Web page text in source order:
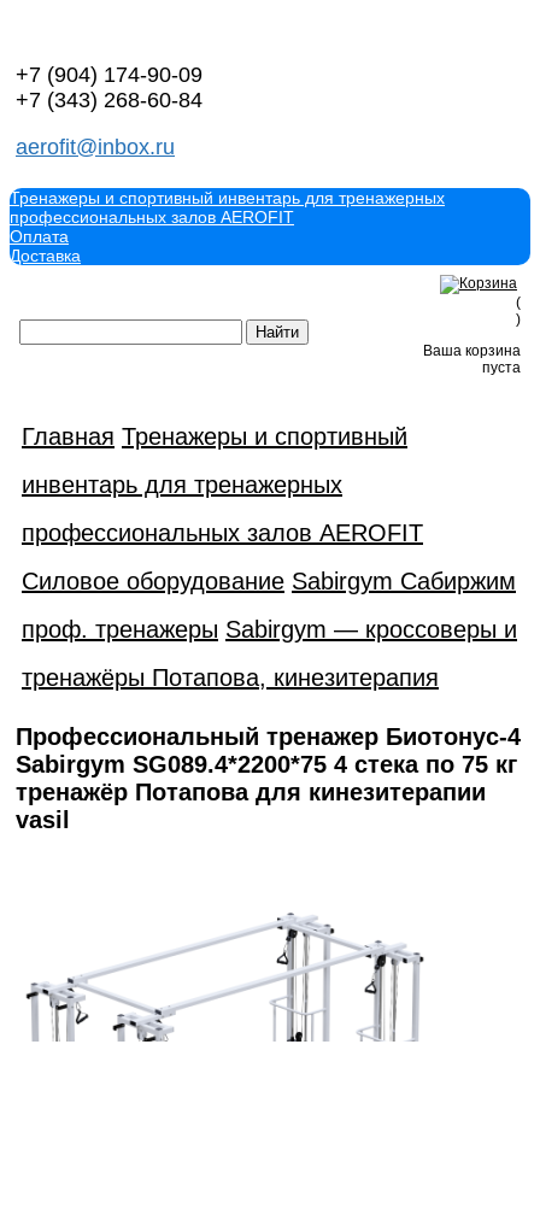
+7 (904) 174-90-09
+7 (343) 268-60-84
aerofit@inbox.ru
Тренажеры и спортивный инвентарь для тренажерных
профессиональных залов AEROFIT
Оплата
Доставка
(
)
Ваша корзина
пуста
Главная Тренажеры и спортивный
инвентарь для тренажерных
профессиональных залов AEROFIT
Силовое оборудование Sabirgym Сабиржим
проф. тренажеры Sabirgym — кроссоверы и
тренажёры Потапова, кинезитерапия
Профессиональный тренажер Биотонус-4
Sabirgym SG089.4*2200*75 4 стека по 75 кг
тренажёр Потапова для кинезитерапии
vasil